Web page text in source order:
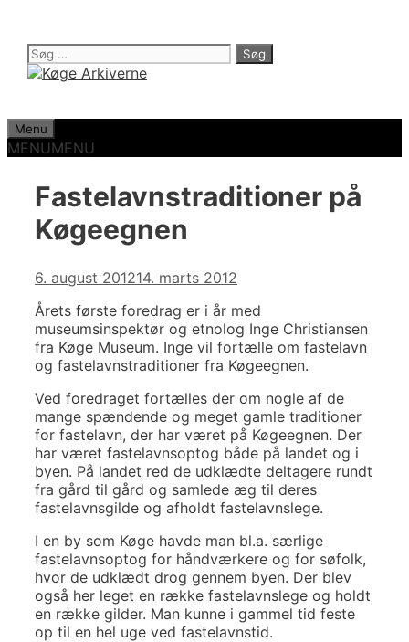
indhold
Søg
efter:
Menu
MENUMENU
Fastelavnstraditioner på
Køgeegnen
6. august 201214. marts 2012
Årets første foredrag er i år med
museumsinspektør og etnolog Inge Christiansen
fra Køge Museum. Inge vil fortælle om fastelavn
og fastelavnstraditioner fra Køgeegnen.
Ved foredraget fortælles der om nogle af de
mange spændende og meget gamle traditioner
for fastelavn, der har været på Køgeegnen. Der
har været fastelavnsoptog både på landet og i
byen. På landet red de udklædte deltagere rundt
fra gård til gård og samlede æg til deres
fastelavnsgilde og afholdt fastelavnslege.
I en by som Køge havde man bl.a. særlige
fastelavnsoptog for håndværkere og for søfolk,
hvor de udklædt drog gennem byen. Der blev
også her leget en række fastelavnslege og holdt
en række gilder. Man kunne i gammel tid feste
op til en hel uge ved fastelavnstid.